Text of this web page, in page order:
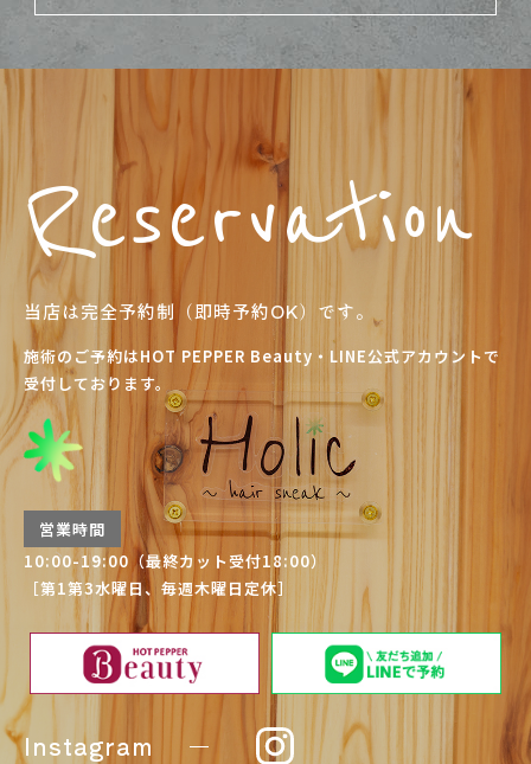
Reservation
当店は完全予約制（即時予約OK）です。
施術のご予約はHOT PEPPER Beauty・LINE公式アカウントで
受付しております。
営業時間
10:00-19:00（最終カット受付18:00）
［第1第3水曜日、毎週木曜日定休］
Instagram